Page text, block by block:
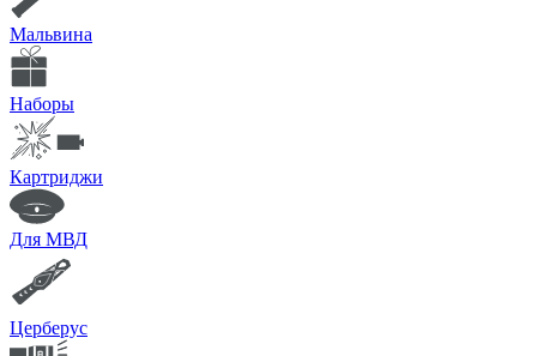
Мальвина
Наборы
Картриджи
Для МВД
Церберус